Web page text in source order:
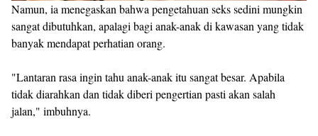
Namun, ia menegaskan bahwa pengetahuan seks sedini mungkin
sangat dibutuhkan, apalagi bagi anak-anak di kawasan yang tidak
banyak mendapat perhatian orang.
"Lantaran rasa ingin tahu anak-anak itu sangat besar. Apabila
tidak diarahkan dan tidak diberi pengertian pasti akan salah
jalan," imbuhnya.